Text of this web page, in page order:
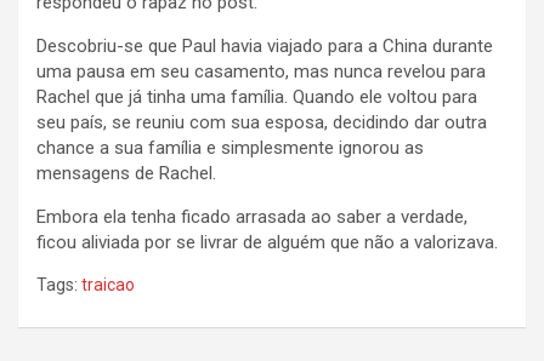
Descobriu-se que Paul havia viajado para a China durante
uma pausa em seu casamento, mas nunca revelou para
Rachel que já tinha uma família. Quando ele voltou para
seu país, se reuniu com sua esposa, decidindo dar outra
chance a sua família e simplesmente ignorou as
mensagens de Rachel.
Embora ela tenha ficado arrasada ao saber a verdade,
ficou aliviada por se livrar de alguém que não a valorizava.
Tags: traicao